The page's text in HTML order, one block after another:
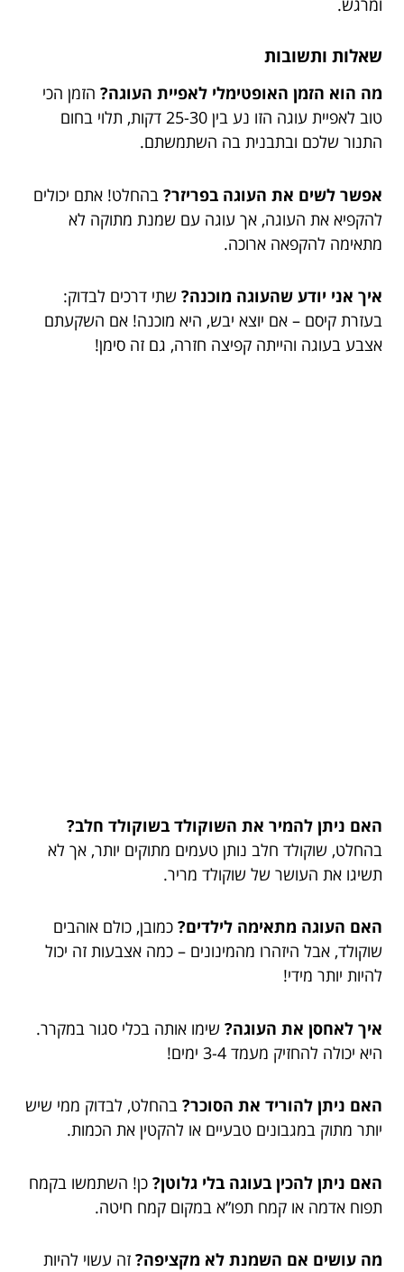
ומרגש.
שאלות ותשובות
מה הוא הזמן האופטימלי לאפיית העוגה? הזמן הכי
טוב לאפיית עוגה הזו נע בין 25-30 דקות, תלוי בחום
התנור שלכם ובתבנית בה השתמשתם.
אפשר לשים את העוגה בפריזר? בהחלט! אתם יכולים
להקפיא את העוגה, אך עוגה עם שמנת מתוקה לא
מתאימה להקפאה ארוכה.
איך אני יודע שהעוגה מוכנה? שתי דרכים לבדוק:
בעזרת קיסם – אם יוצא יבש, היא מוכנה! אם השקעתם
אצבע בעוגה והייתה קפיצה חזרה, גם זה סימן!
האם ניתן להמיר את השוקולד בשוקולד חלב?
בהחלט, שוקולד חלב נותן טעמים מתוקים יותר, אך לא
תשיגו את העושר של שוקולד מריר.
האם העוגה מתאימה לילדים? כמובן, כולם אוהבים
שוקולד, אבל היזהרו מהמינונים – כמה אצבעות זה יכול
להיות יותר מידי!
איך לאחסן את העוגה? שימו אותה בכלי סגור במקרר.
היא יכולה להחזיק מעמד 3-4 ימים!
האם ניתן להוריד את הסוכר? בהחלט, לבדוק ממי שיש
יותר מתוק במגבונים טבעיים או להקטין את הכמות.
האם ניתן להכין בעוגה בלי גלוטן? כן! השתמשו בקמח
תפוח אדמה או קמח תפו”א במקום קמח חיטה.
מה עושים אם השמנת לא מקציפה? זה עשוי להיות